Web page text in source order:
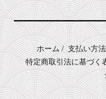
ホーム/ 支払い方
特定商取引法に基づく